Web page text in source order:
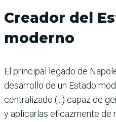
Creador del
moderno
El principal legado de
desarrollo de un Estado
centralizado (...) capaz de
y aplicarlas eficazmente de